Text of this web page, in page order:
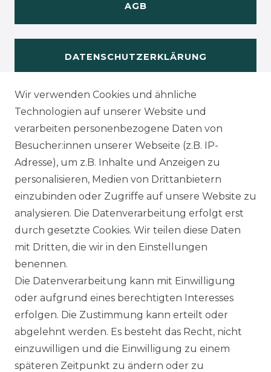
AGB
DATENSCHUTZERKLÄRUNG
WIDERUFSRECHT
KONTAKT
Sie sind Händlerund möchten Sich mit uns
in Verbindung setzen?
unter:
0421 - 7942081
Unseren Händlershop finden Sie hier:
https://b2b-popshotsstudios.de/
Wir versenden mit
Wir verwenden Cookies und ähnliche
Technologien auf unserer Website und
verarbeiten personenbezogene Daten von
Besucher:innen unserer Webseite (z.B. IP-
Adresse), um z.B. Inhalte und Anzeigen zu
personalisieren, Medien von Drittanbietern
einzubinden oder Zugriffe auf unsere Website zu
analysieren. Die Datenverarbeitung erfolgt erst
durch gesetzte Cookies. Wir teilen diese Daten
mit Dritten, die wir in den Einstellungen
benennen.
Die Datenverarbeitung kann mit Einwilligung
oder aufgrund eines berechtigten Interesses
erfolgen. Die Zustimmung kann erteilt oder
abgelehnt werden. Es besteht das Recht, nicht
einzuwilligen und die Einwilligung zu einem
späteren Zeitpunkt zu ändern oder zu